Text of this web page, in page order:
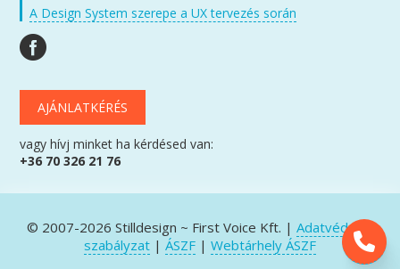
A Design System szerepe a UX tervezés során
AJÁNLATKÉRÉS
vagy hívj minket ha kérdésed van:
+36 70 326 21 76
© 2007-2026 Stilldesign ~ First Voice Kft. | Adatvédelmi
szabályzat | ÁSZF | Webtárhely ÁSZF